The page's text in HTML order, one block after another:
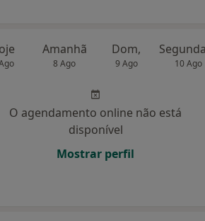
Amanhã
8 Ago
Dom,
9 Ago 10 Ago
O agendamento online não está
disponível
Mostrar perfil